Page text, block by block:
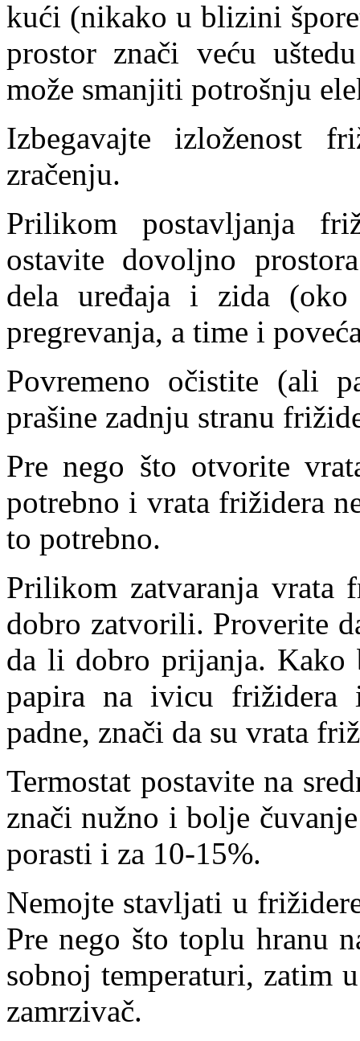
kući (nikako u blizini
prostor znači veću
može smanjiti potrošnju
Izbegavajte izloženost
zračenju.
Prilikom postavljanja
ostavite dovoljno
dela uređaja i zida
pregrevanja, a time i
Povremeno očistite (ali
prašine zadnju stranu
Pre nego što otvorite
potrebno i vrata frižidera
to potrebno.
Prilikom zatvaranja vrata
dobro zatvorili. Proverite
da li dobro prijanja. Kako
papira na ivicu frižidera
padne, znači da su vrata
Termostat postavite na
znači nužno i bolje
porasti i za 10-15%.
Nemojte stavljati u
Pre nego što toplu hranu
sobnoj temperaturi, zatim
zamrzivač.